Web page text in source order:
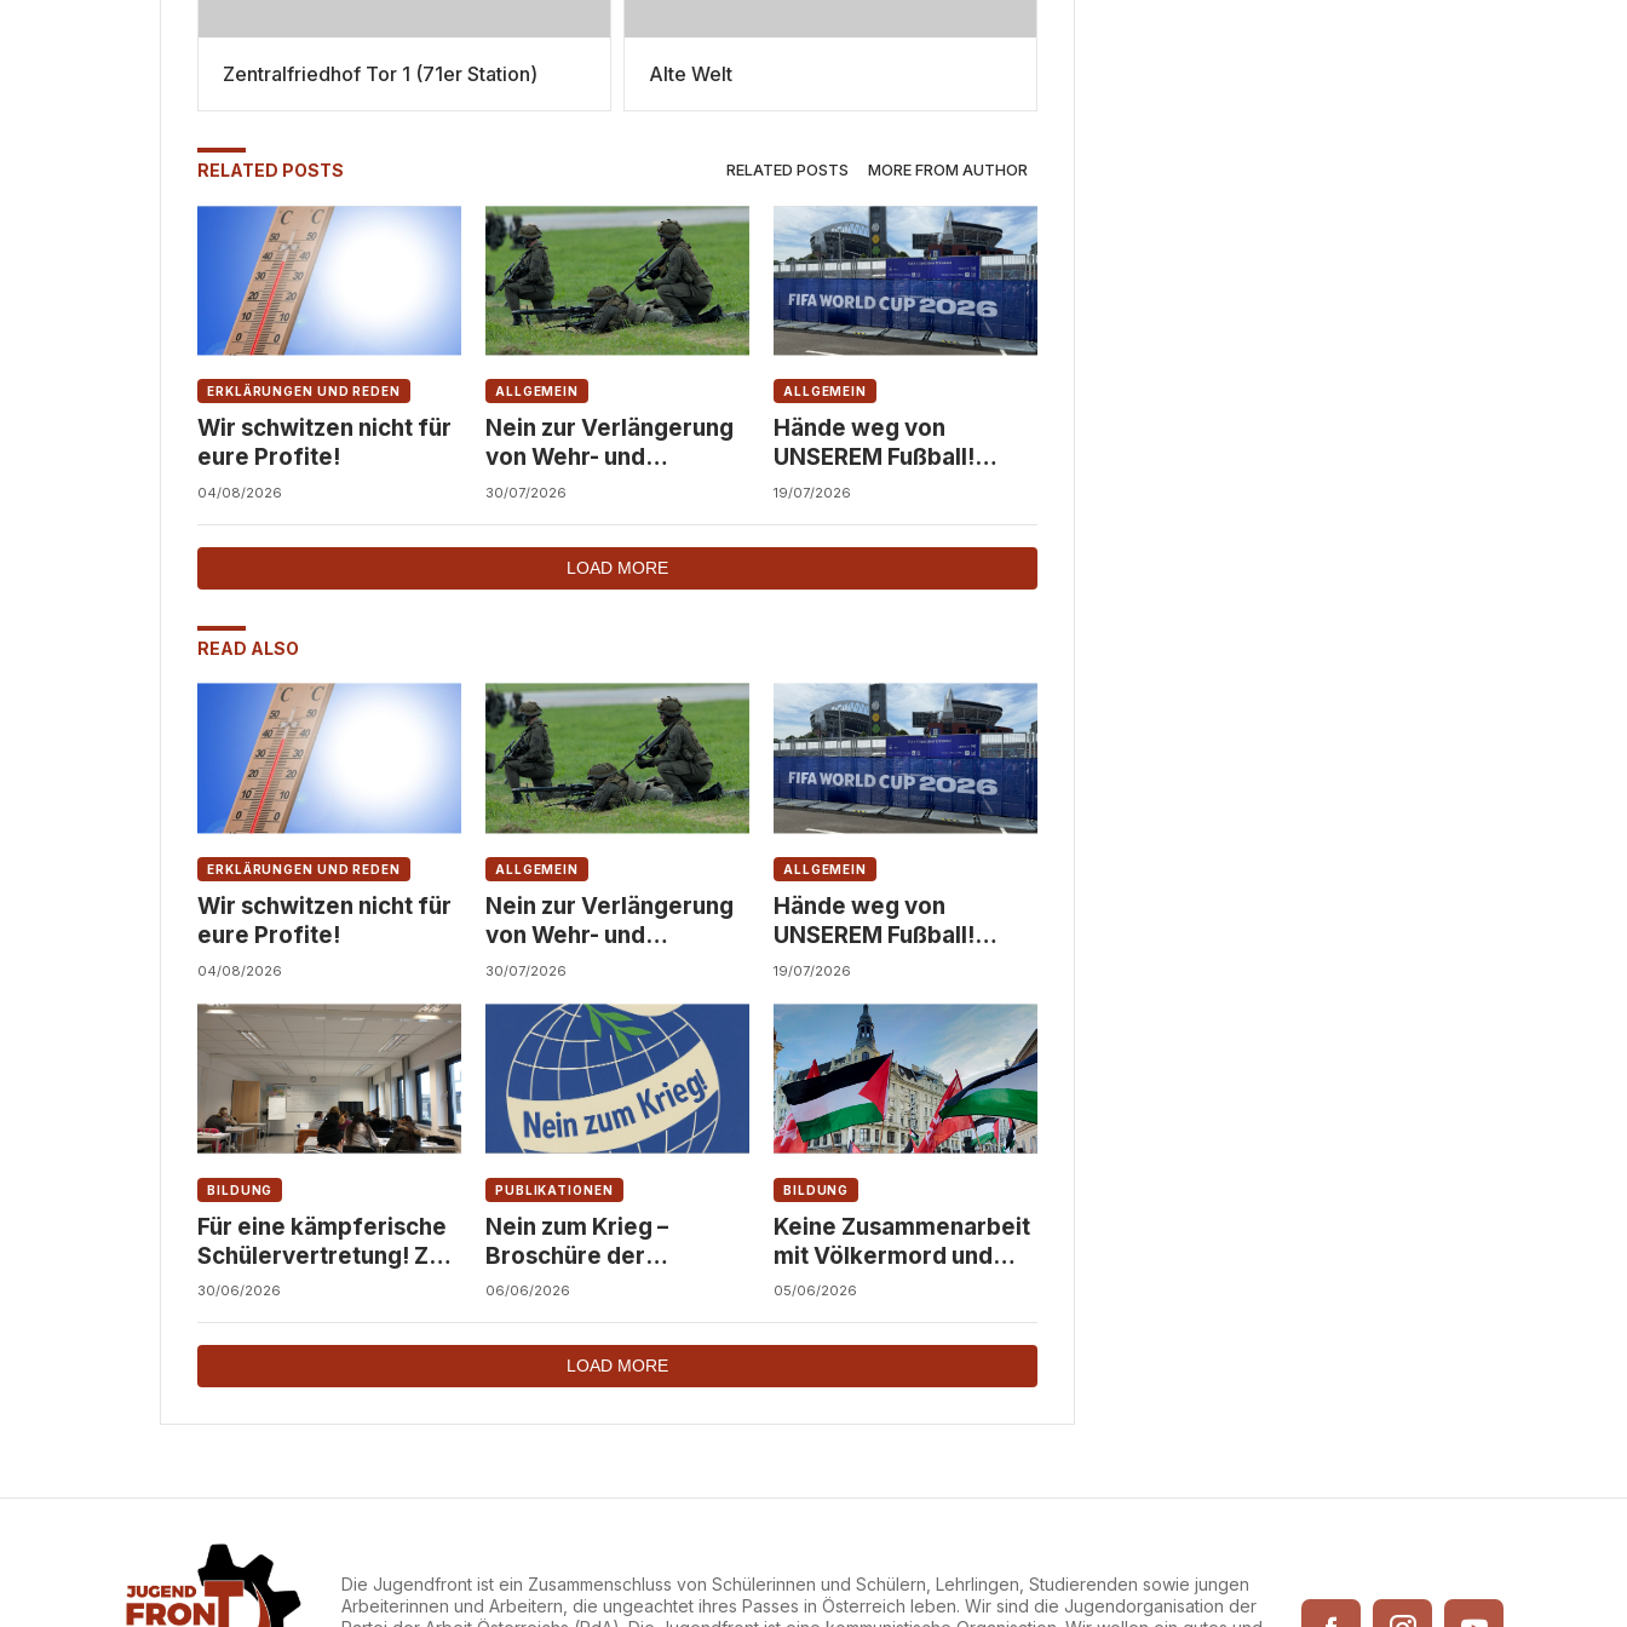
Zentralfriedhof Tor 1 (71er Station) Alte Welt
RELATED POSTS RELATED POSTS MORE FROM AUTHOR
ERKLÄRUNGEN UND REDEN
Wir schwitzen nicht für
eure Profite!
04/08/2026
ALLGEMEIN
Nein zur Verlängerung
von Wehr- und
Zivildienst!
30/07/2026
ALLGEMEIN
Hände weg von
UNSEREM Fußball!
Solidarität statt
19/07/2026
LOAD MORE
READ ALSO
ERKLÄRUNGEN UND REDEN
Wir schwitzen nicht für
eure Profite!
04/08/2026
ALLGEMEIN
Nein zur Verlängerung
von Wehr- und
Zivildienst!
30/07/2026
ALLGEMEIN
Hände weg von
UNSEREM Fußball!
Solidarität statt
19/07/2026
BILDUNG
Für eine kämpferische
Schülervertretung! Zu
den LSV-Wahlen
30/06/2026
PUBLIKATIONEN
Nein zum Krieg –
Broschüre der
Jugendfront
06/06/2026
BILDUNG
Keine Zusammenarbeit
mit Völkermord und
Besatzung an
Hochschulen!
05/06/2026
LOAD MORE
Die Jugendfront ist ein Zusammenschluss von Schülerinnen und Schülern, Lehrlingen, Studierenden sowie jungen
Arbeiterinnen und Arbeitern, die ungeachtet ihres Passes in Österreich leben. Wir sind die Jugendorganisation der